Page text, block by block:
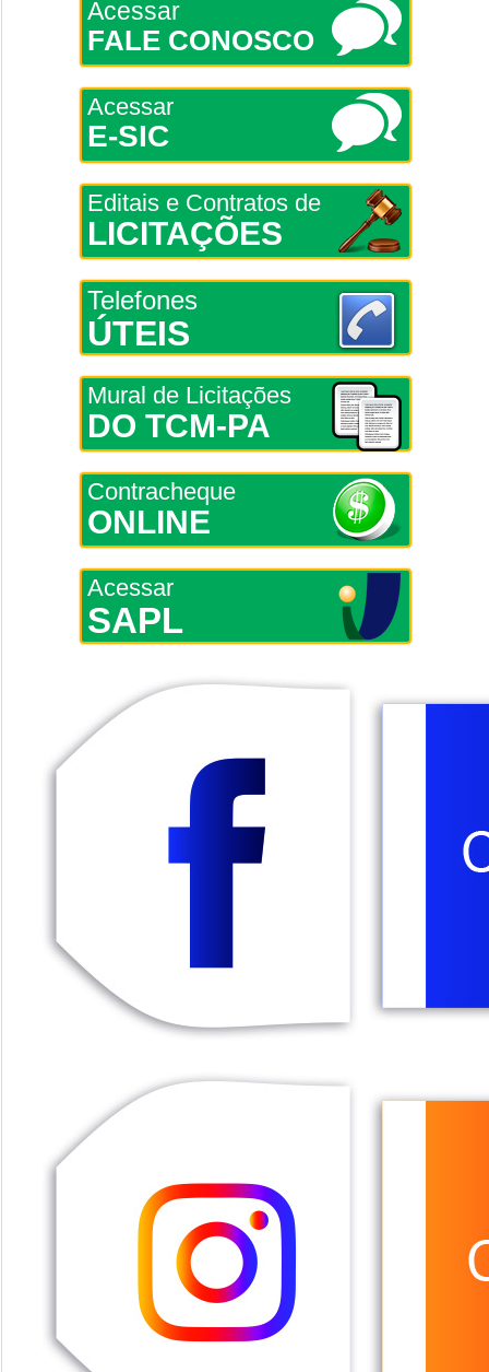
Acessar
FALE CONOSCO
Acessar
E-SIC
Editais e Contratos de
LICITAÇÕES
Telefones
ÚTEIS
Mural de Licitações
DO TCM-PA
Contracheque
ONLINE
Acessar
SAPL